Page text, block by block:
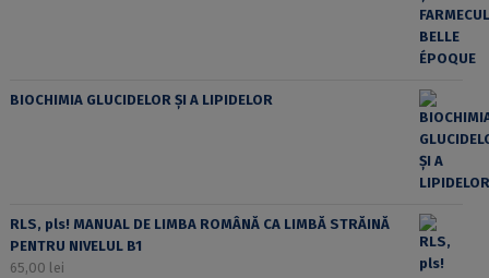
BIOCHIMIA GLUCIDELOR ȘI A LIPIDELOR
RLS, pls! MANUAL DE LIMBA ROMÂNĂ CA LIMBĂ STRĂINĂ
PENTRU NIVELUL B1
65,00 lei